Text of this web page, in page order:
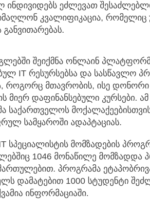
ინდივიდებს ეძლევათ
კვალიფიკაცია,
განვითარებას.
შეიქმნა ონლაინ
IT რესურსებსა და სასწავლო
როგორც მთავრობის, ისე დონორი
მიერ დაფინანსებული კურსები.
საქართველოს
სამყაროში ადაპტაციას.
სპეციალისტის მომზადების
1046 მონაწილე მომზადდა
პროგრამა
დამატებით 1000 სტუდენტი
ინფორმაციაში.